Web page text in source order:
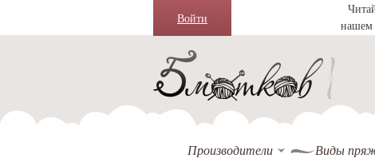
Войти
нашем
Производители Виды